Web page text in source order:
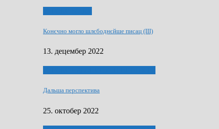
Конєчно могло шлєбоднєйше писац (III)
13. децембер 2022
Дальша перспектива
25. октобер 2022